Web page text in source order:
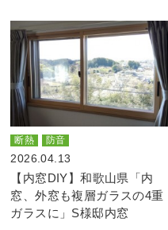
断熱 防音
2026.04.13
【内窓DIY】和歌山県「内
窓、外窓も複層ガラスの4重
ガラスに」S様邸内窓